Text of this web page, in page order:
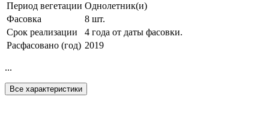
Период вегетации Однолетник(и)
Фасовка
8 шт.
Срок реализации
4 года от даты фасовки.
Расфасовано (год) 2019
...
Все характеристики